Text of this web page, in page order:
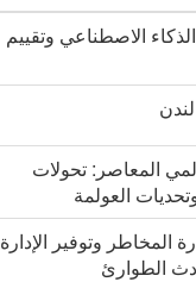
الاصطناعي وتقييم
المعاصر: تحولات
العولمة
المخاطر وتوفير الإدارة
الطوارئ